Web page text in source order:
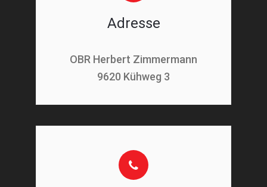
Adresse
OBR Herbert Zimmermann
9620 Kühweg 3